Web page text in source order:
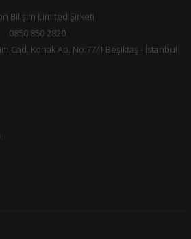
Bilişim Limited Şirketi
0850 850 2820
Cad. Konak Ap. No:77/1 Beşiktaş - İstanbul